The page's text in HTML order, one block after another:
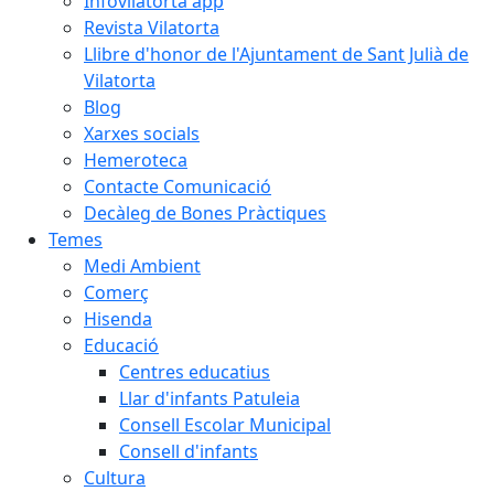
Revista Vilatorta
Llibre d'honor de l'Ajuntament de Sant Julià de
Vilatorta
Blog
Xarxes socials
Hemeroteca
Contacte Comunicació
Decàleg de Bones Pràctiques
Temes
Medi Ambient
Comerç
Hisenda
Educació
Centres educatius
Llar d'infants Patuleia
Consell Escolar Municipal
Consell d'infants
Cultura